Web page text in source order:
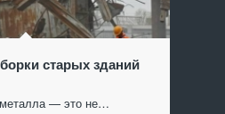
старых зданий
— это не…